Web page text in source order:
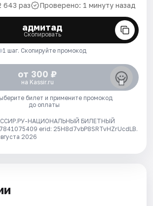
643 раз Проверено: 1 минуту назад
адмитад
Скопировать
1 шаг. Скопируйте промокод
от 300 ₽
на Kassir.ru
билет и примените промокод
до оплаты
НАЦИОНАЛЬНЫЙ БИЛЕТНЫЙ
erid: 25H8d7vbP8SRTvHZrUcdLB.
2026